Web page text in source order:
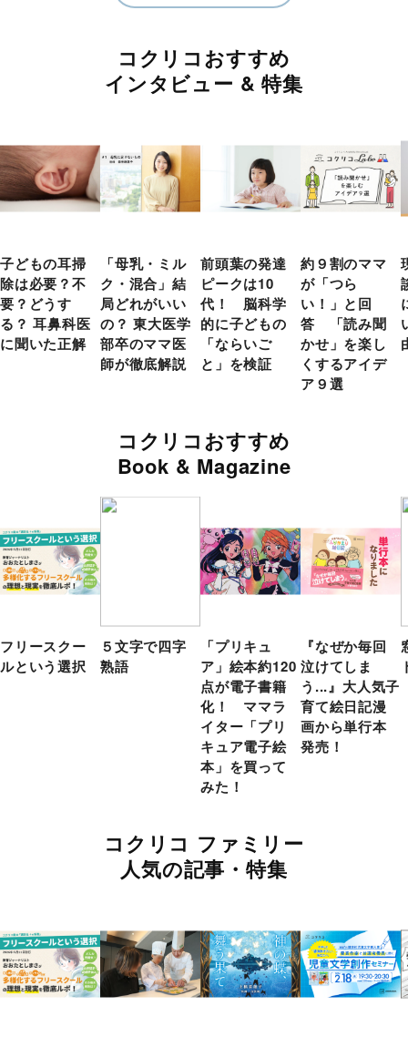
コクリコおすすめ
インタビュー & 特集
子どもの耳掃
除は必要？不
要？どうす
る？ 耳鼻科医
に聞いた正解
「母乳・ミル
ク・混合」結
局どれがいい
の？ 東大医学
部卒のママ医
師が徹底解説
前頭葉の発達
ピークは10
代！ 脳科学
的に子どもの
「ならいご
と」を検証
約９割のママ
が「つら
い！」と回
答 「読み聞
かせ」を楽し
くするアイデ
ア９選
コクリコおすすめ
Book & Magazine
フリースクー
ルという選択
５文字で四字
熟語
「プリキュ
ア」絵本約120
点が電子書籍
化！ ママラ
イター「プリ
キュア電子絵
本」を買って
みた！
『なぜか毎回
泣けてしま
う...』大人気子
育て絵日記漫
画から単行本
発売！
コクリコ ファミリー
人気の記事・特集